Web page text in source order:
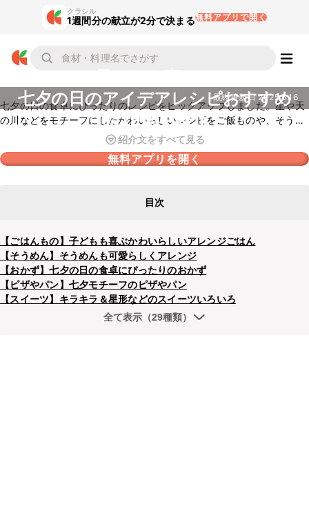
クラシル
1週間分の献立が2分で決まる無料アプリで開く
七夕の日のアイデアレシピおすすめ
の29選を紹介
最終更新日2025.5.16
七夕の日の食卓にぴったりのレシピをピックアップしました。星や天
の川などをモチーフにしたかわいらしいレシピをご飯ものや、そうめ
ん、おかずなどのカテゴリに分けてご紹介しています。もちろん、星
や天の川をモチーフにしたスイーツレシピもご紹介しているので、ぜ
ひチェックしてみてくださいね。
紹介文をすべて見る
無料アプリを開く
目次
【ごはんもの】子どもも喜ぶかわいらしいアレンジごはん
【そうめん】そうめんも可愛らしくアレンジ
【おかず】七夕の日の食卓にぴったりのおかず
【ピザやパン】七夕モチーフのピザやパン
【スイーツ】キラキラ＆星形などのスイーツいろいろ
全て表示（29種類）